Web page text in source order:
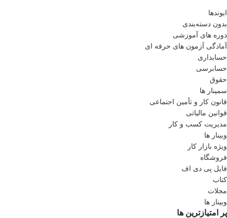
ایوندها
بدون دسته‌بندی
دوره های آموزشی
آمادگی آزمون های حرفه ای
حسابداری
حسابرسی
حقوق
سمینار ها
قانون کار و تأمین اجتماعی
قوانین مالیاتی
مدیریت کسب و کار
وبینار ها
ویژه بازار کار
فروشگاه
فایل پی دی اف
کتاب
مجلات
وبینار ها
پر امتیازترین ها